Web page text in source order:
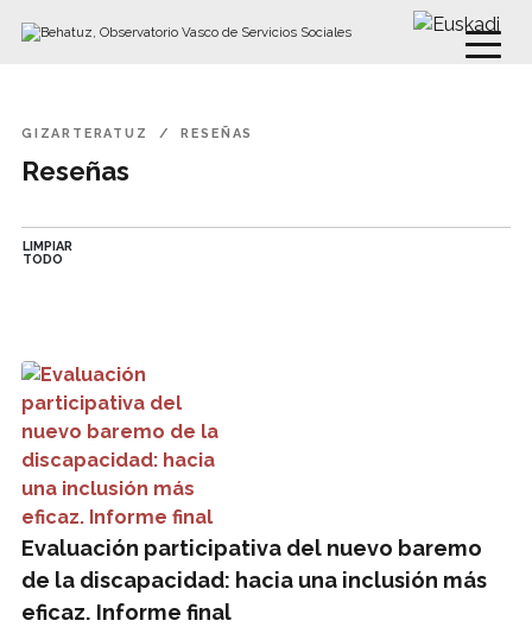
Ir directamente al contenido
GIZARTERATUZ RESEÑAS
Reseñas
LIMPIAR
TODO
Evaluación participativa del nuevo baremo
de la discapacidad: hacia una inclusión más
eficaz. Informe final
Evaluación participativa del nuevo baremo de la